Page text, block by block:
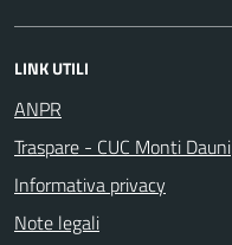
LINK UTILI
ANPR
Traspare - CUC Monti Dauni
Informativa privacy
Note legali